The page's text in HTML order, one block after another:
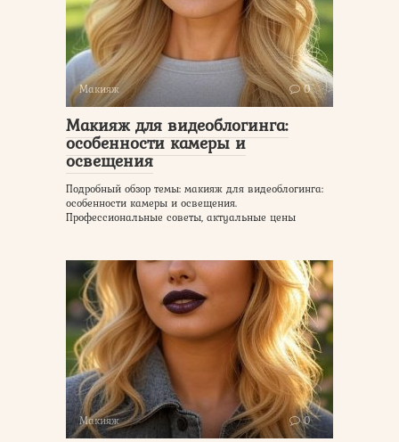
Макияж 0
Макияж для видеоблогинга:
особенности камеры и
освещения
Подробный обзор темы: макияж для видеоблогинга:
особенности камеры и освещения.
Профессиональные советы, актуальные цены
Макияж 0